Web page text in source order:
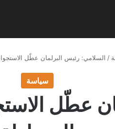
/ السلامي: رئيس البرلمان عطّل
سياسة
عطّل